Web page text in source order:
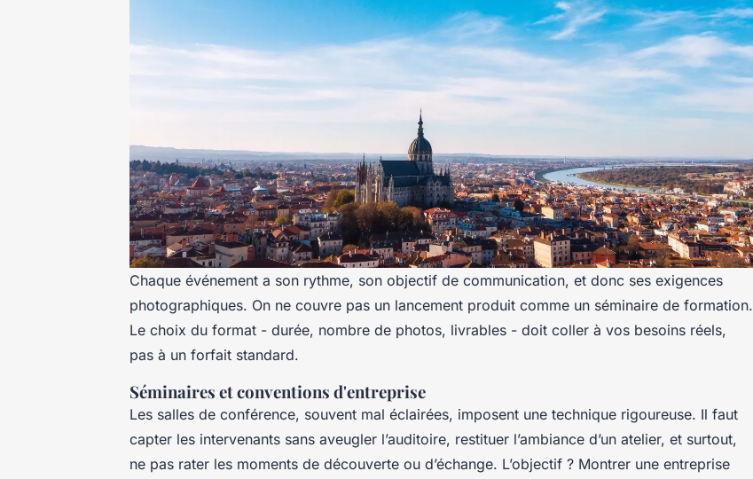
Chaque événement a son rythme, son objectif de communication, et donc ses exigences
photographiques. On ne couvre pas un lancement produit comme un séminaire de formation.
Le choix du format - durée, nombre de photos, livrables - doit coller à vos besoins réels,
pas à un forfait standard.
Séminaires et conventions d'entreprise
Les salles de conférence, souvent mal éclairées, imposent une technique rigoureuse. Il faut
capter les intervenants sans aveugler l’auditoire, restituer l’ambiance d’un atelier, et surtout,
ne pas rater les moments de découverte ou d’échange. L’objectif ? Montrer une entreprise